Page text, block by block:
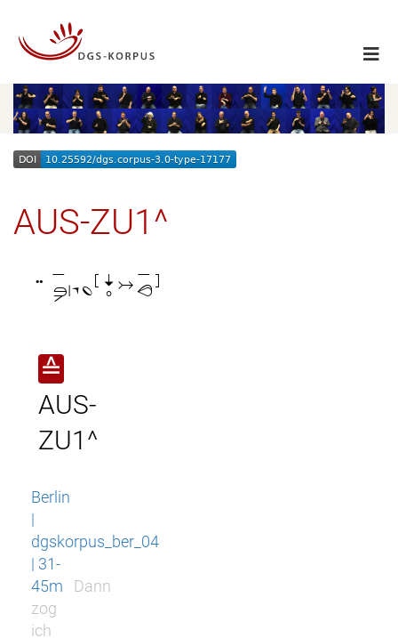
AUS-ZU1^

≙
AUS-
ZU1^
Berlin
|
dgskorpus_ber_04
| 31-
45m
Dann
zog
ich